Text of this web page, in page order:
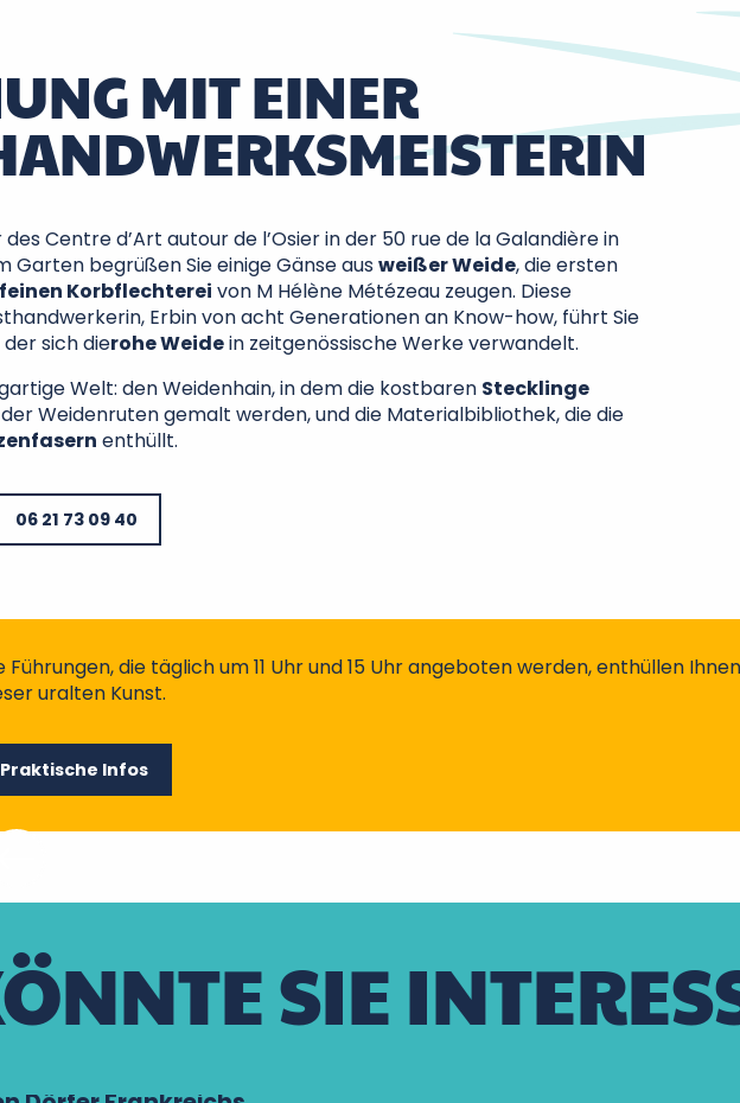
MIT EINER
Centre d’Art autour de l’Osier in der 50 rue de la Galandière in
Garten begrüßen Sie einige Gänse ausweißer Weide, die ersten
feinen Korbflechterei von M Hélène Métézeau zeugen. Diese
Erbin von acht Generationen an Know-how, führt Sie
sich dierohe Weidein zeitgenössische Werke verwandelt.
Welt: den Weidenhain, in dem die kostbaren Stecklinge
Weidenruten gemalt werden, und die Materialbibliothek, die die
enthüllt.
06 21 73 09 40
Führungen, die täglich um 11 Uhr und 15 Uhr angeboten werden, enthüllen
uralten Kunst.
Praktische Infos
SIE